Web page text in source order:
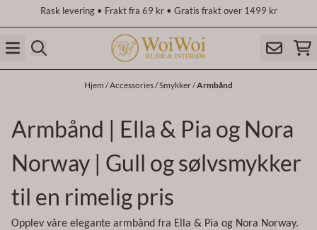
Hopp til innholdRask levering • Frakt fra 69 kr • Gratis frakt over 1499 kr
Hjem /Accessories/Smykker/Armbånd
Armbånd | Ella & Pia og Nora
Norway | Gull og sølvsmykker
til en rimelig pris
Opplev våre elegante armbånd fra Ella & Pia og Nora Norway.